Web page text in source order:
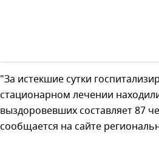
"За истекшие сутки
стационарном лечении
выздоровевших составляет 87
сообщается на сайте